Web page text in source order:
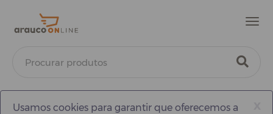
Usamos cookies para garantir que oferecemos a